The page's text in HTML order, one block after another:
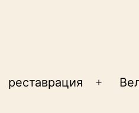
реставрация